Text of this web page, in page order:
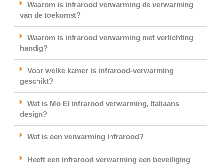
Waarom is infrarood verwarming de verwarming
van de toekomst?
Waarom is infrarood verwarming met verlichting
handig?
Voor welke kamer is infrarood-verwarming
geschikt?
Wat is Mo El infrarood verwarming, Italiaans
design?
Wat is een verwarming infrarood?
Heeft een infrarood verwarming een beveiliging